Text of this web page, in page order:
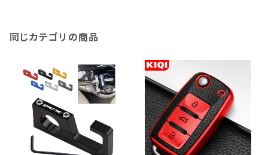
同じカテゴリの商品